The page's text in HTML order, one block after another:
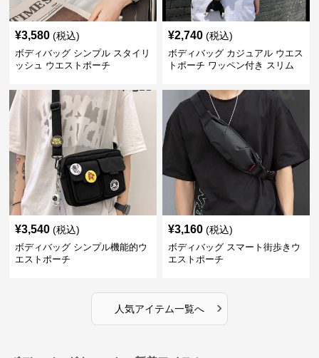
¥3,580 (税込)
ボディバッグ シンプル スタイリ
ッシュ ウエストポーチ
¥2,740 (税込)
ボディバッグ カジュアル ウエス
トポーチ ワッペン付き スリム
¥3,540 (税込)
ボディバッグ シンプル機能的ウ
エストポーチ
¥3,160 (税込)
ボディバッグ スマート街歩きウ
エストポーチ
人気アイテム一覧へ ›